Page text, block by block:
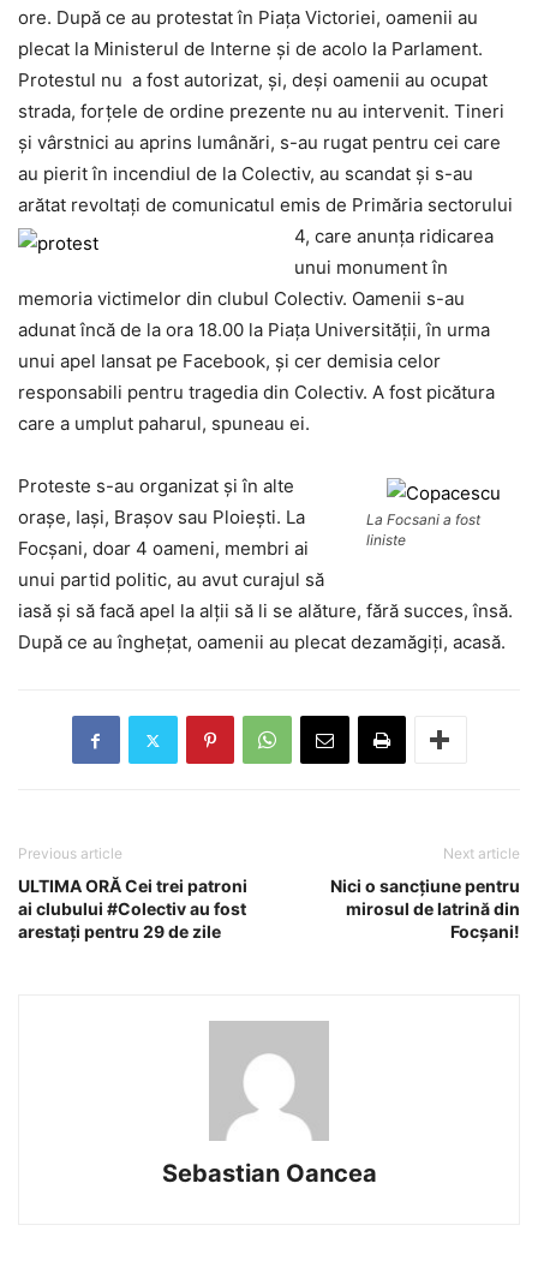
ore. După ce au protestat în Piaţa Victoriei, oamenii au
plecat la Ministerul de Interne şi de acolo la Parlament.
Protestul nu a fost autorizat, şi, deşi oamenii au ocupat
strada, forţele de ordine prezente nu au intervenit. Tineri
şi vârstnici au aprins lumânări, s-au rugat pentru cei care
au pierit în incendiul de la Colectiv, au scandat şi s-au
arătat revoltaţi de comunicatul emis de Primăria sectorului
4, care anunţa ridicarea
unui monument în
memoria victimelor din clubul Colectiv. Oamenii s-au
adunat încă de la ora 18.00 la Piaţa Universităţii, în urma
unui apel lansat pe Facebook, şi cer demisia celor
responsabili pentru tragedia din Colectiv. A fost picătura
care a umplut paharul, spuneau ei.
La Focsani a fost
liniste
Proteste s-au organizat şi în alte
oraşe, Iaşi, Braşov sau Ploieşti. La
Focşani, doar 4 oameni, membri ai
unui partid politic, au avut curajul să
iasă şi să facă apel la alţii să li se alăture, fără succes, însă.
După ce au îngheţat, oamenii au plecat dezamăgiţi, acasă.
Previous article
ULTIMA ORĂ Cei trei patroni
ai clubului #Colectiv au fost
arestaţi pentru 29 de zile
Next article
Nici o sancţiune pentru
mirosul de latrină din
Focşani!
Sebastian Oancea